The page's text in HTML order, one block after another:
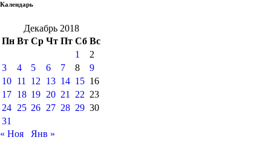
Календарь
Декабрь 2018
Пн Вт Ср Чт Пт Сб Вс
1
2
3
4 5 6 7 8
9
10 11 12 13 14 15 16
17 18 19 20 21 22 23
24 25 26 27 28 29 30
31
« Ноя
Янв »